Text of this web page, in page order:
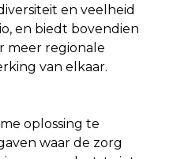
en veelheid
en biedt bovendien
meer regionale
van elkaar.
oplossing te
waar de zorg